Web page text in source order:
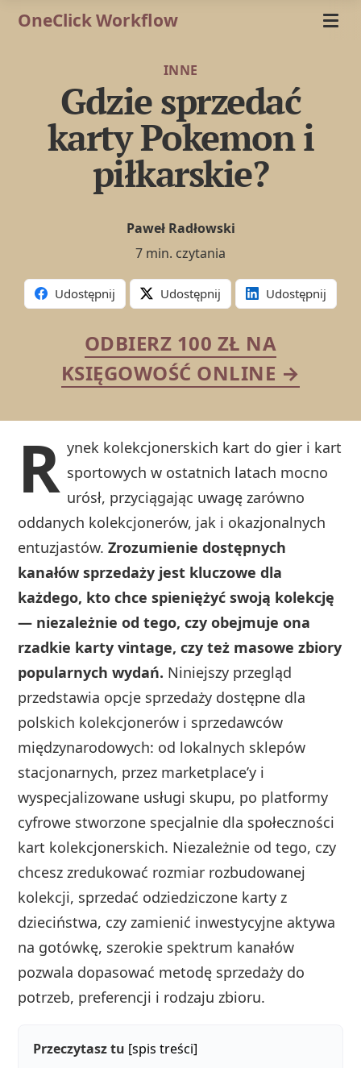
OneClick Workflow
INNE
Gdzie sprzedać
karty Pokemon i
piłkarskie?
Paweł Radłowski
7 min. czytania
Udostępnij Udostępnij Udostępnij
ODBIERZ 100 ZŁ NA
KSIĘGOWOŚĆ ONLINE →
R ynek kolekcjonerskich kart do gier i kart
sportowych w ostatnich latach mocno
urósł, przyciągając uwagę zarówno
oddanych kolekcjonerów, jak i okazjonalnych
entuzjastów.Zrozumienie dostępnych
kanałów sprzedaży jest kluczowe dla
każdego, kto chce spieniężyć swoją kolekcję
— niezależnie od tego, czy obejmuje ona
rzadkie karty vintage, czy też masowe zbiory
popularnych wydań. Niniejszy przegląd
przedstawia opcje sprzedaży dostępne dla
polskich kolekcjonerów i sprzedawców
międzynarodowych: od lokalnych sklepów
stacjonarnych, przez marketplace’y i
wyspecjalizowane usługi skupu, po platformy
cyfrowe stworzone specjalnie dla społeczności
kart kolekcjonerskich. Niezależnie od tego, czy
chcesz zredukować rozmiar rozbudowanej
kolekcji, sprzedać odziedziczone karty z
dzieciństwa, czy zamienić inwestycyjne aktywa
na gotówkę, szerokie spektrum kanałów
pozwala dopasować metodę sprzedaży do
potrzeb, preferencji i rodzaju zbioru.
Przeczytasz tu [spis treści]